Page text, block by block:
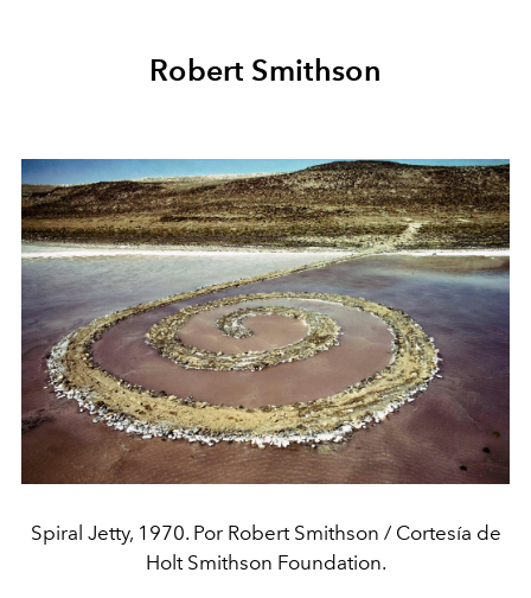
Robert Smithson
Spiral Jetty, 1970. Por Robert Smithson / Cortesía de
Holt Smithson Foundation.